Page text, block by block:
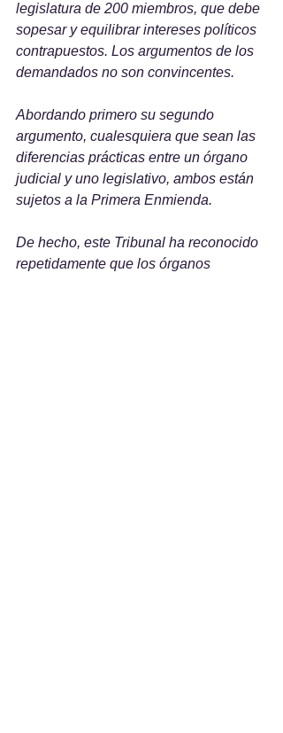
legislatura de 200 miembros, que debe
sopesar y equilibrar intereses políticos
contrapuestos. Los argumentos de los
demandados no son convincentes.
Abordando primero su segundo
argumento, cualesquiera que sean las
diferencias prácticas entre un órgano
judicial y uno legislativo, ambos están
sujetos a la Primera Enmienda.
De hecho, este Tribunal ha reconocido
repetidamente que los órganos